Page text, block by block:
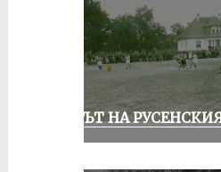
ВЕКЪТ НА